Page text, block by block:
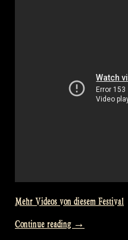
Mehr Videos von diesem Festival
Continue reading „Video:
→